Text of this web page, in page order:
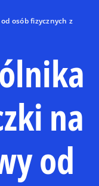
osób fizycznych z
na
od